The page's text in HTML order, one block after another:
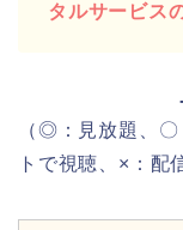
タルサービス
（◎：見放題、
トで視聴、×：配